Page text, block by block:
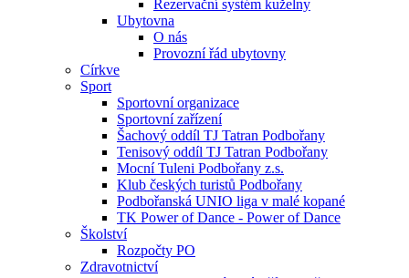
Rezervační systém kuželny
Ubytovna
O nás
Provozní řád ubytovny
Církve
Sport
Sportovní organizace
Sportovní zařízení
Šachový oddíl TJ Tatran Podbořany
Tenisový oddíl TJ Tatran Podbořany
Mocní Tuleni Podbořany z.s.
Klub českých turistů Podbořany
Podbořanská UNIO liga v malé kopané
TK Power of Dance - Power of Dance
Školství
Rozpočty PO
Zdravotnictví